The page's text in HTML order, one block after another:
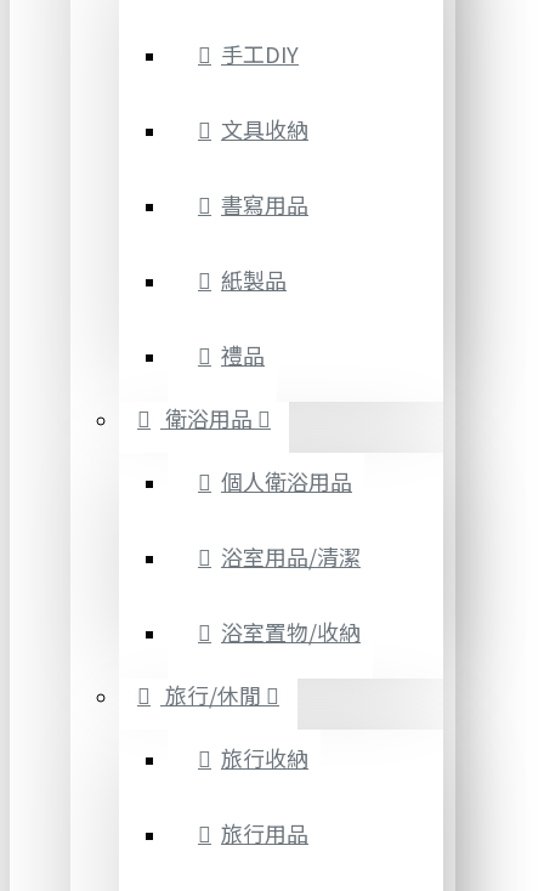
手工DIY
文具收納
書寫用品
紙製品
禮品
衛浴用品
個人衛浴用品
浴室用品/清潔
浴室置物/收納
旅行/休閒
旅行收納
旅行用品